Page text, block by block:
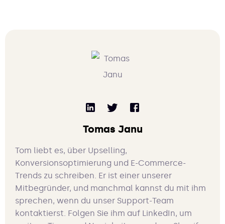
Tomas Janu
Tom liebt es, über Upselling,
Konversionsoptimierung und E-Commerce-
Trends zu schreiben. Er ist einer unserer
Mitbegründer, und manchmal kannst du mit ihm
sprechen, wenn du unser Support-Team
kontaktierst. Folgen Sie ihm auf LinkedIn, um